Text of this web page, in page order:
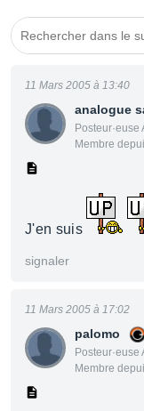
analogue
Posteur·euse
Membre
11 Mars 2005 à 13:40
J'en suis
signaler
palomo
Posteur·euse
Membre
11 Mars 2005 à 17:02